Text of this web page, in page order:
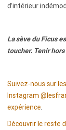
d’intérieur
La sève du Ficus
toucher. Tenir
Suivez-nous sur
Instagram
expérience
Découvrir le reste